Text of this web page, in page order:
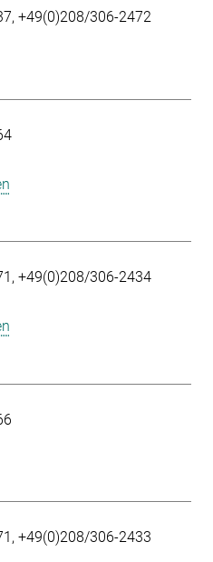
+49(0)208/306-2472
+49(0)208/306-2434
+49(0)208/306-2433